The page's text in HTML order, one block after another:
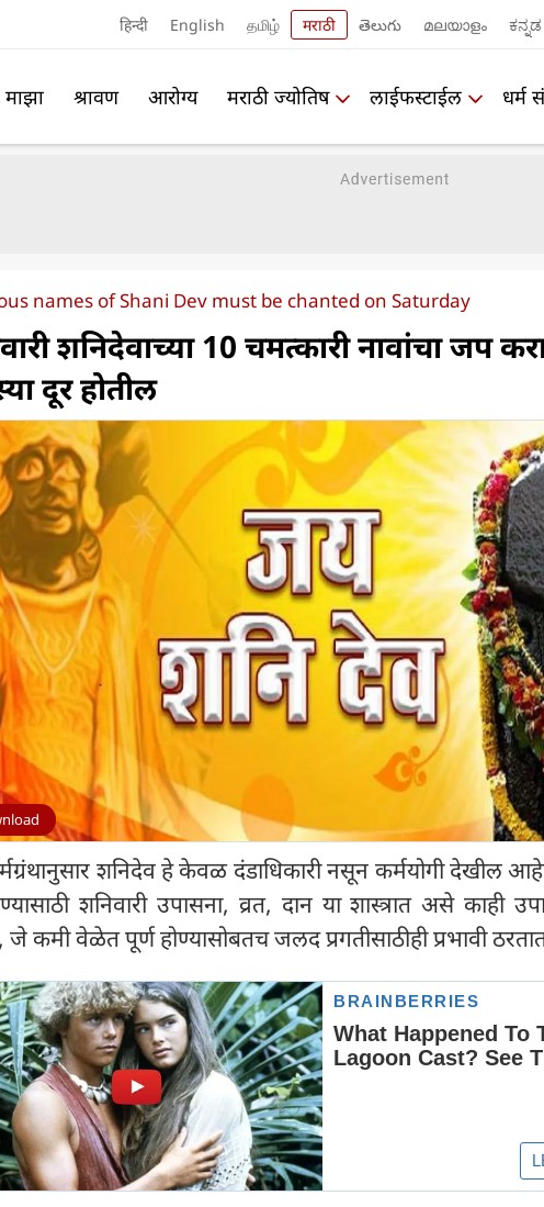
हिन्दी English தமிழ் मराठी తెలుగు മലയാളം ಕನ್ನಡ
माझा श्रावण आरोग्य मराठी ज्योतिष लाईफस्टाईल धर्म
names of Shani Dev must be chanted on Saturday
शनिदेवाच्या 10 चमत्कारी नावांचा जप
दूर होतील
शनिदेव हे केवळ दंडाधिकारी नसून कर्मयोगी देखील
शनिवारी उपासना, व्रत, दान या शास्त्रात असे काही
कमी वेळेत पूर्ण होण्यासोबतच जलद प्रगतीसाठीही प्रभावी